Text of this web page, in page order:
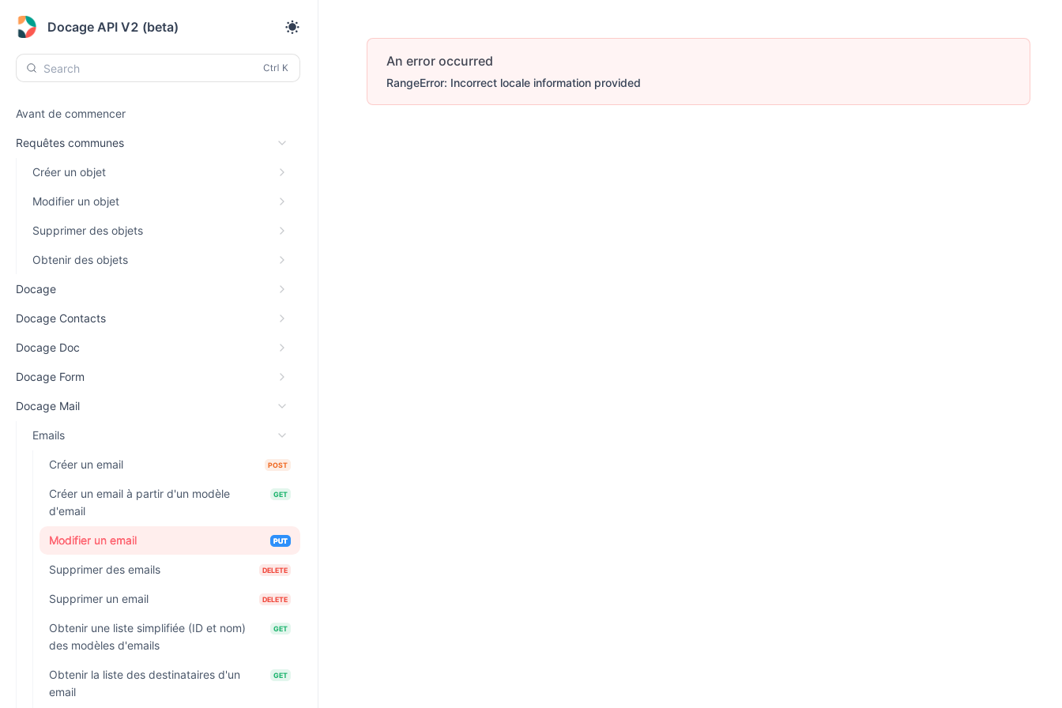
Docage API V2 (beta)
Search
Avant de commencer
Requêtes communes
Créer un objet
Modifier un objet
Supprimer des objets
Obtenir des objets
Docage
Docage Contacts
Docage Doc
Docage Form
Docage Mail
Emails
Créer un email POST
Créer un email à partir d'un modèle
d'email
GET
Modifier un email PUT
Supprimer des emails DELETE
Supprimer un email DELETE
Obtenir une liste simplifiée (ID et nom)
des modèles d'emails
GET
Obtenir la liste des destinataires d'un
email
GET
An error occurred
RangeError: Incorrect locale information provided